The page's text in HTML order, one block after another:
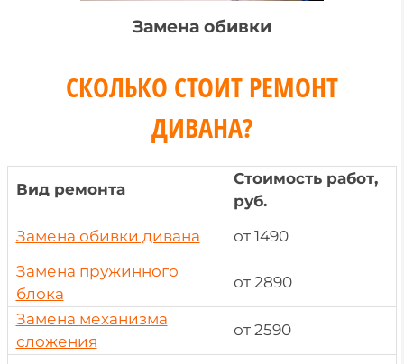
Замена обивки
СКОЛЬКО СТОИТ РЕМОНТ
ДИВАНА?
Вид ремонта
Стоимость работ,
руб.
Замена обивки дивана
от 1490
Замена пружинного
блока
от 2890
Замена механизма
сложения
от 2590